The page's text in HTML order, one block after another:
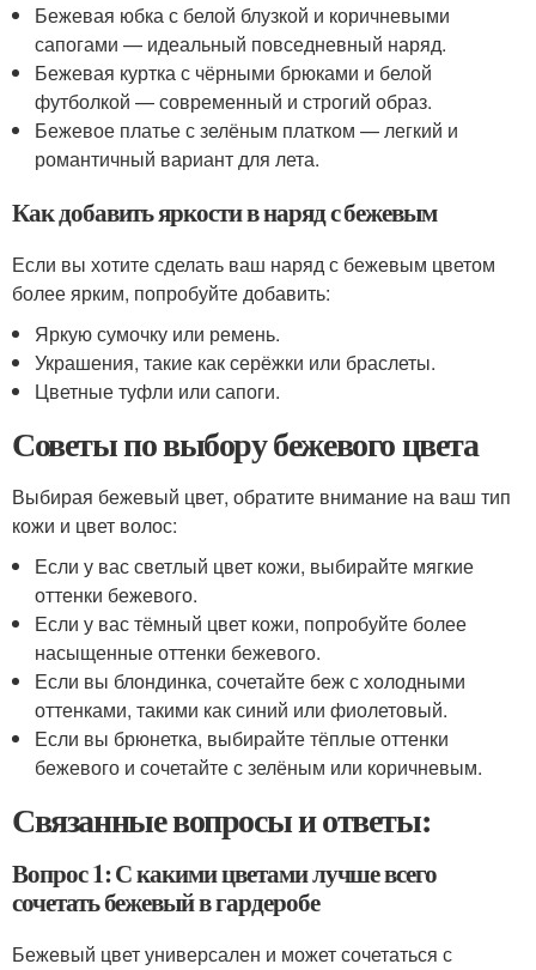
Бежевая юбка с белой блузкой и коричневыми
сапогами — идеальный повседневный наряд.
Бежевая куртка с чёрными брюками и белой
футболкой — современный и строгий образ.
Бежевое платье с зелёным платком — легкий и
романтичный вариант для лета.
Как добавить яркости в наряд с бежевым
Если вы хотите сделать ваш наряд с бежевым цветом
более ярким, попробуйте добавить:
Яркую сумочку или ремень.
Украшения, такие как серёжки или браслеты.
Цветные туфли или сапоги.
Советы по выбору бежевого цвета
Выбирая бежевый цвет, обратите внимание на ваш тип
кожи и цвет волос:
Если у вас светлый цвет кожи, выбирайте мягкие
оттенки бежевого.
Если у вас тёмный цвет кожи, попробуйте более
насыщенные оттенки бежевого.
Если вы блондинка, сочетайте беж с холодными
оттенками, такими как синий или фиолетовый.
Если вы брюнетка, выбирайте тёплые оттенки
бежевого и сочетайте с зелёным или коричневым.
Связанные вопросы и ответы:
Вопрос 1: С какими цветами лучше всего
сочетать бежевый в гардеробе
Бежевый цвет универсален и может сочетаться с